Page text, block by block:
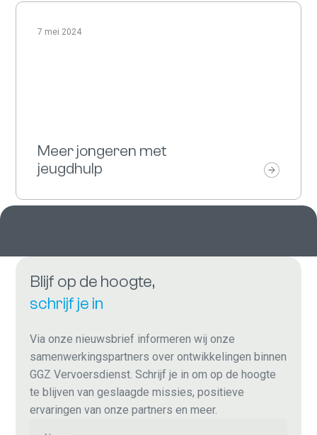
7 mei 2024
Meer jongeren met
jeugdhulp
Blijf op de hoogte,
schrijf je in
Via onze nieuwsbrief informeren wij onze
samenwerkingspartners over ontwikkelingen binnen
GGZ Vervoersdienst. Schrijf je in om op de hoogte
te blijven van geslaagde missies, positieve
ervaringen van onze partners en meer.